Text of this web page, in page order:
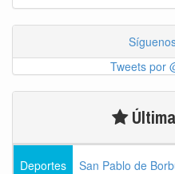
Tweets por
Deportes San Pablo de